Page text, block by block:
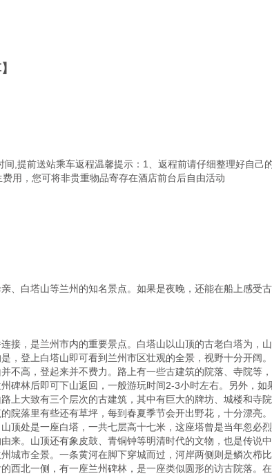
,提前送站乘车返程温馨提示：1、返程前请仔细整理好自己
用，您可将非贵重物品寄存在酒店前台后自由活动
白塔山等兰州的知名景点。如果是夜晚，还能在船上感受古
接，是兰州市内的重要景点。白塔山以山顶的古老白塔为，
，登上白塔山即可看到兰州市区壮观的全景，视野十分开阔
不高，登起来并不费力。路上有一些古建筑的院落、寺院等
碑林后即可下山返回，一般游玩时间2-3小时左右。另外，如
上大致有三个层次的古建筑，其中有巨大的牌坊、城楼和寺
院落里有些还有草坪，每到春夏季节会开出野花，十分漂亮
顶处是一座白塔，一共七层高十七米，这座塔曾是当年忽必
来。山顶还有象皮鼓、青铜钟等明清时代的文物，也是传说
城市全景。一条黄河在脚下穿城而过，河岸两侧则是鳞次栉
西北一侧，有一座兰州碑林，是一座类似圆形的访古院落。